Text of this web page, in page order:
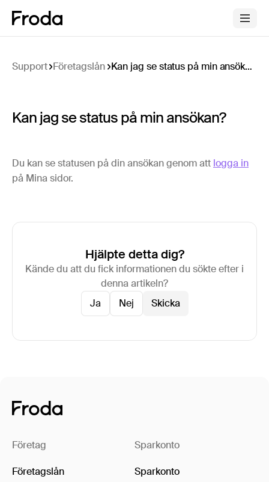
Support Företagslån Kan jag se status på min ansökan?
Kan jag se status på min ansökan?
Du kan se statusen på din ansökan genom att logga in
på Mina sidor.
Hjälpte detta dig?
Kände du att du fick informationen du sökte efter i
denna artikeln?
Ja
Nej
Företag
Företagslån
Sparkonto
Sparkonto